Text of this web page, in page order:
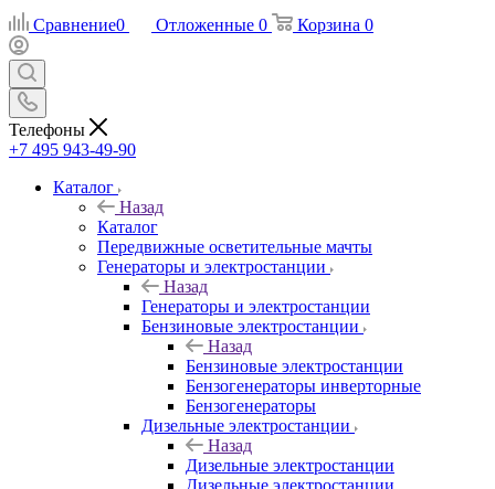
Сравнение0 Отложенные 0 Корзина 0
Телефоны
+7 495 943-49-90
Каталог
Назад
Каталог
Передвижные осветительные мачты
Генераторы и электростанции
Назад
Генераторы и электростанции
Бензиновые электростанции
Назад
Бензиновые электростанции
Бензогенераторы инверторные
Бензогенераторы
Дизельные электростанции
Назад
Дизельные электростанции
Дизельные электростанции